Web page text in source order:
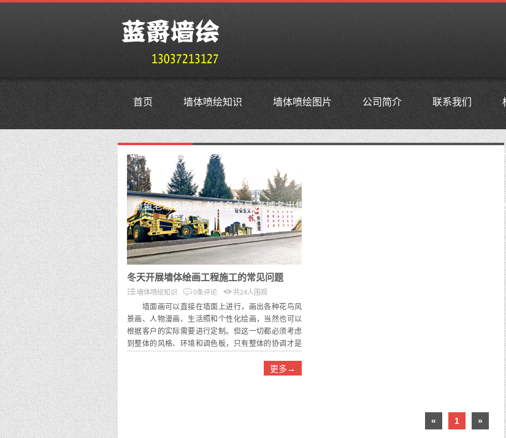
首页 墙体喷绘知识 墙体喷绘图片 公司简介 联系我们
鳜鱼外贸抗投诉服务器,免投诉vps,防投诉主机空间,美国仿牌vps推荐仿牌空间主机,国
鳜鱼老域名购买,老域名交易,老域名出售,已备案域名,百度权重域名,高pr域名,百度搜狗
冬天开展墙体绘画工程施工的常见问题
墙体喷绘知识 0条评论 共24人围观
墙面画可以直接在墙面上进行，画出各种花鸟风
景画、人物漫画、生活照和个性化绘画，当然也可以
根据客户的实际需要进行定制。但这一切都必须考虑
到整体的风格、环境和调色板，只有整体的协调才是
更多→
« 1 »